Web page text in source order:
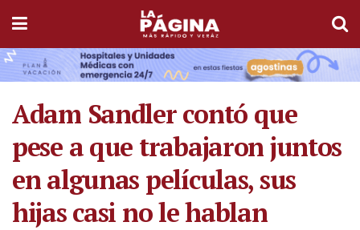
Adam Sandler contó que
pese a que trabajaron juntos
en algunas películas, sus
hijas casi no le hablan